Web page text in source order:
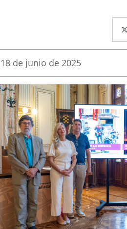
Fecha
la
noticia
18 de junio de 2025